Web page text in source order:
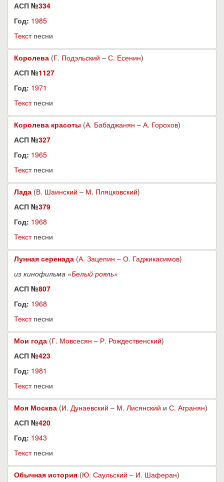
АСП №334
Год: 1985
Текстпесни
Королева (Г. Подэльский – С. Есенин)
АСП №1127
Год: 1971
Текстпесни
Королева красоты (А. Бабаджанян – А. Горохов)
АСП №327
Год: 1965
Текстпесни
Лада (В. Шаинский – М. Пляцковский)
АСП №379
Год: 1968
Текстпесни
Лунная серенада (А. Зацепин – О. Гаджикасимов)
из кинофильма «Белый рояль»
АСП №807
Год: 1968
Текстпесни
Мои года (Г. Мовсесян – Р. Рождественский)
АСП №423
Год: 1981
Текстпесни
Моя Москва (И. Дунаевский – М. Лисянский и С. Агранян)
АСП №420
Год: 1943
Текстпесни
Обычная история (Ю. Саульский – И. Шаферан)